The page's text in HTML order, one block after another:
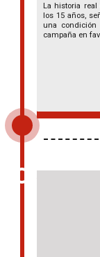
La historia
los 15 años,
una condición
campaña en